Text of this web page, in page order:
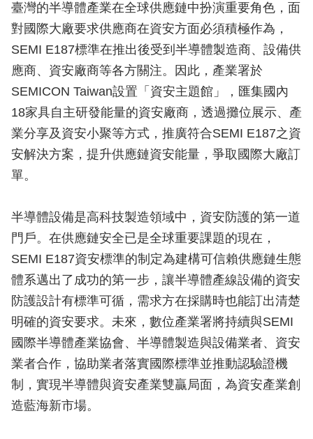
臺灣的半導體產業在全球供應鏈中扮演重要角色，面
對國際大廠要求供應商在資安方面必須積極作為，
SEMI E187標準在推出後受到半導體製造商、設備供
應商、資安廠商等各方關注。因此，產業署於
SEMICON Taiwan設置「資安主題館」，匯集國內
18家具自主研發能量的資安廠商，透過攤位展示、產
業分享及資安小聚等方式，推廣符合SEMI E187之資
安解決方案，提升供應鏈資安能量，爭取國際大廠訂
單。
半導體設備是高科技製造領域中，資安防護的第一道
門戶。在供應鏈安全已是全球重要課題的現在，
SEMI E187資安標準的制定為建構可信賴供應鏈生態
體系邁出了成功的第一步，讓半導體產線設備的資安
防護設計有標準可循，需求方在採購時也能訂出清楚
明確的資安要求。未來，數位產業署將持續與SEMI
國際半導體產業協會、半導體製造與設備業者、資安
業者合作，協助業者落實國際標準並推動認驗證機
制，實現半導體與資安產業雙贏局面，為資安產業創
造藍海新市場。